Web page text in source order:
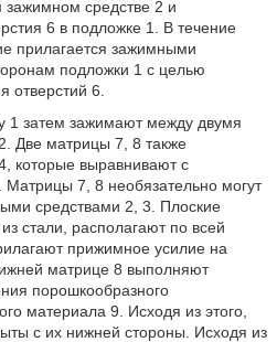
зажимном средстве 2 и
6 в подложке 1. В течение
прилагается зажимными
подложки 1 с целью
отверстий 6.
1 затем зажимают между двумя
Две матрицы 7, 8 также
которые выравнивают с
7, 8 необязательно могут
средствами 2, 3. Плоские
стали, располагают по всей
прижимное усилие на
матрице 8 выполняют
порошкообразного
материала 9. Исходя из этого,
с их нижней стороны. Исходя из